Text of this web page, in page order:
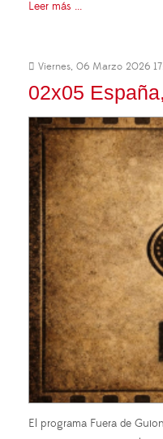
Leer más ...
Viernes, 06 Marzo 2026
02x05
El programa Fuera de